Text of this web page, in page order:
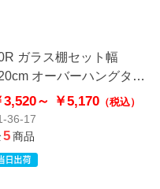
ガラス棚セット幅
オーバーハングタイ
5mm厚
3,520～ ￥5,170（税込）
36-17
5商品